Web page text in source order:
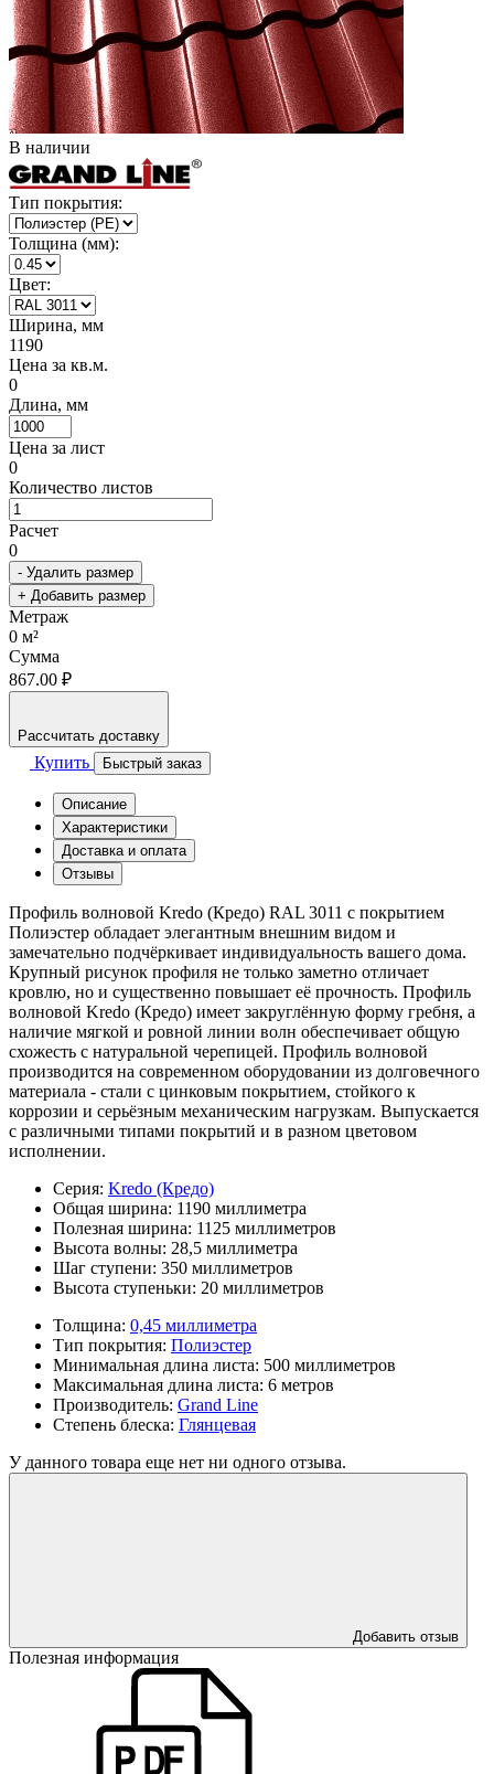
В наличии
Тип покрытия:
Толщина (мм):
Цвет:
Ширина, мм
1190
Цена за кв.м.
0
Длина, мм
Цена за лист
0
Количество листов
Расчет
0
- Удалить размер
+ Добавить размер
Метраж
0 м²
Сумма
867.00 ₽
Рассчитать доставку
Купить Быстрый заказ
Описание
Характеристики
Доставка и оплата
Отзывы
Профиль волновой Kredo (Кредо) RAL 3011 с покрытием
Полиэстер обладает элегантным внешним видом и
замечательно подчёркивает индивидуальность вашего дома.
Крупный рисунок профиля не только заметно отличает
кровлю, но и существенно повышает её прочность. Профиль
волновой Kredo (Кредо) имеет закруглённую форму гребня, а
наличие мягкой и ровной линии волн обеспечивает общую
схожесть с натуральной черепицей. Профиль волновой
производится на современном оборудовании из долговечного
материала - стали с цинковым покрытием, стойкого к
коррозии и серьёзным механическим нагрузкам. Выпускается
с различными типами покрытий и в разном цветовом
исполнении.
Серия: Kredo (Кредо)
Общая ширина: 1190 миллиметра
Полезная ширина: 1125 миллиметров
Высота волны: 28,5 миллиметра
Шаг ступени: 350 миллиметров
Высота ступеньки: 20 миллиметров
Толщина: 0,45 миллиметра
Тип покрытия: Полиэстер
Минимальная длина листа: 500 миллиметров
Максимальная длина листа: 6 метров
Производитель: Grand Line
Степень блеска: Глянцевая
У данного товара еще нет ни одного отзыва.
Добавить отзыв
Полезная информация